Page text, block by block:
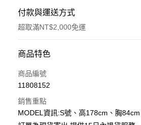
付款與運送方式
超取滿NT$2,000免運
付款方式
信用卡一次付款
LINE Pay
商品特色
商品編號
11808152
銷售重點
MODEL資訊:S號、高178cm、胸